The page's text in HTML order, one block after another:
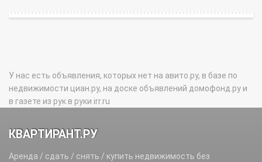
У нас есть объявления, которых нет на авито.ру, в базе по
недвижимости циан.ру, на доске объявлений домофонд.ру и
в газете из рук в руки irr.ru
КВАРТИРАНТ.РУ
Аренда / сдать / снять / купить недвижимость без